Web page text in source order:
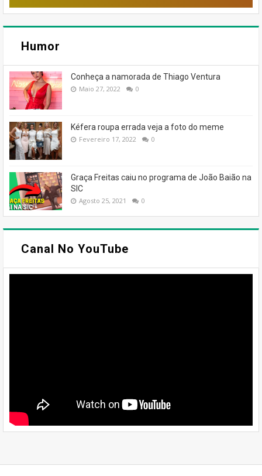
Humor
Conheça a namorada de Thiago Ventura
Maio 27, 2022 0
Kéfera roupa errada veja a foto do meme
Fevereiro 17, 2022 0
Graça Freitas caiu no programa de João Baião na
SIC
Agosto 25, 2021 0
Canal No YouTube